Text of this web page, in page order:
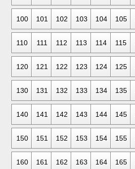
100 101 102 103 104 105
110 111 112 113 114 115
120 121 122 123 124 125
130 131 132 133 134 135
140 141 142 143 144 145
150 151 152 153 154 155
160 161 162 163 164 165